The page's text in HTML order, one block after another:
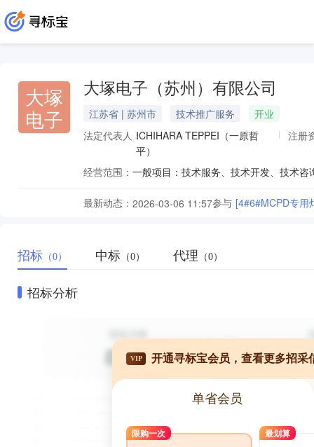
大塚
电子
大塚电子（苏州）有限公司
江苏省 | 苏州市 技术推广服务
开业
法定代表人：ICHIHARA TEPPEI（一原哲
平）
注册
经营范围：
最新动态： 2026-03-06 11:57参与 [4#6#MCPD专用
招标 （0） 中标 （0） 代理 （0）
招标分析
VIP 开通寻标宝会员，查看更多招采
单省会员
限购一次 最划算